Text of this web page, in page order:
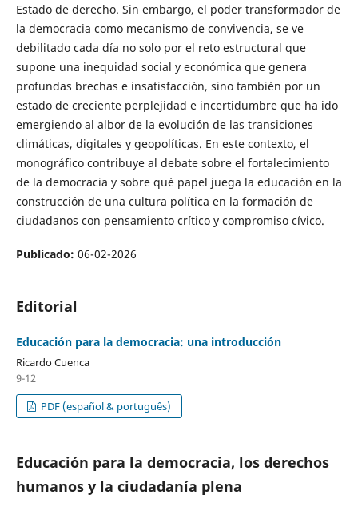
Estado de derecho. Sin embargo, el poder transformador de
la democracia como mecanismo de convivencia, se ve
debilitado cada día no solo por el reto estructural que
supone una inequidad social y económica que genera
profundas brechas e insatisfacción, sino también por un
estado de creciente perplejidad e incertidumbre que ha ido
emergiendo al albor de la evolución de las transiciones
climáticas, digitales y geopolíticas. En este contexto, el
monográfico contribuye al debate sobre el fortalecimiento
de la democracia y sobre qué papel juega la educación en la
construcción de una cultura política en la formación de
ciudadanos con pensamiento crítico y compromiso cívico.
Publicado: 06-02-2026
Editorial
Educación para la democracia: una introducción
Ricardo Cuenca
9-12
PDF (español & português)
Educación para la democracia, los derechos
humanos y la ciudadanía plena